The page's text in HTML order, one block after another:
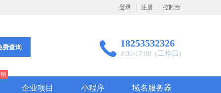
登录 注册 控制台
费查询 18253532326
8:30-17:00（工作日）
企业项目 小程序 域名服务器